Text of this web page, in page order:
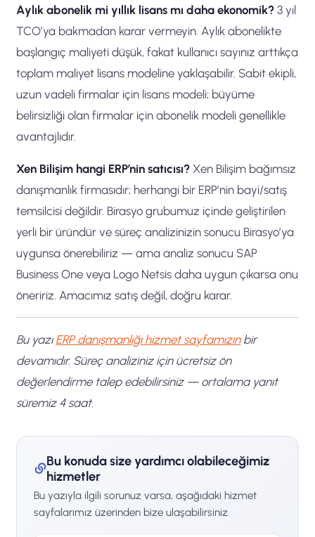
Aylık abonelik mi yıllık lisans mı daha ekonomik? 3 yıl
TCO’ya bakmadan karar vermeyin. Aylık abonelikte
başlangıç maliyeti düşük, fakat kullanıcı sayınız arttıkça
toplam maliyet lisans modeline yaklaşabilir. Sabit ekipli,
uzun vadeli firmalar için lisans modeli; büyüme
belirsizliği olan firmalar için abonelik modeli genellikle
avantajlıdır.
Xen Bilişim hangi ERP’nin satıcısı? Xen Bilişim bağımsız
danışmanlık firmasıdır; herhangi bir ERP’nin bayi/satış
temsilcisi değildir. Birasyo grubumuz içinde geliştirilen
yerli bir üründür ve süreç analizinizin sonucu Birasyo’ya
uygunsa önerebiliriz — ama analiz sonucu SAP
Business One veya Logo Netsis daha uygun çıkarsa onu
öneririz. Amacımız satış değil, doğru karar.
Bu yazı ERP danışmanlığı hizmet sayfamızınbir
devamıdır. Süreç analiziniz için ücretsiz ön
değerlendirme talep edebilirsiniz — ortalama yanıt
süremiz 4 saat.
Bu konuda size yardımcı olabileceğimiz
hizmetler
Bu yazıyla ilgili sorunuz varsa, aşağıdaki hizmet
sayfalarımız üzerinden bize ulaşabilirsiniz.